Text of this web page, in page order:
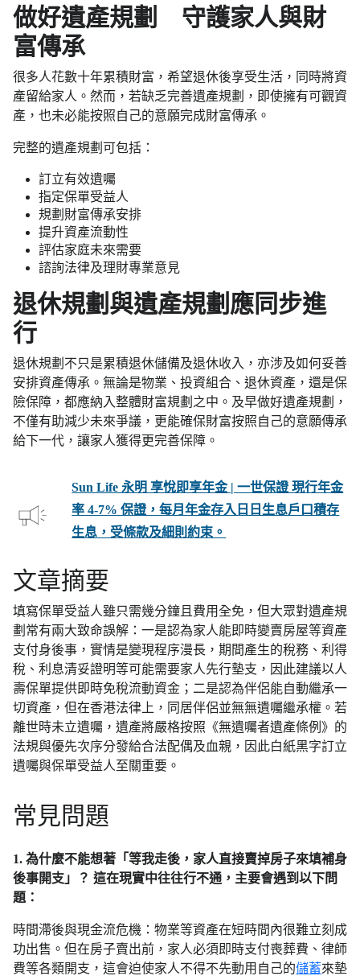
做好遺產規劃 守護家人與財
富傳承
很多人花數十年累積財富，希望退休後享受生活，同時將資
產留給家人。然而，若缺乏完善遺產規劃，即使擁有可觀資
產，也未必能按照自己的意願完成財富傳承。
完整的遺產規劃可包括：
訂立有效遺囑
指定保單受益人
規劃財富傳承安排
提升資產流動性
評估家庭未來需要
諮詢法律及理財專業意見
退休規劃與遺產規劃應同步進
行
退休規劃不只是累積退休儲備及退休收入，亦涉及如何妥善
安排資產傳承。無論是物業、投資組合、退休資產，還是保
險保障，都應納入整體財富規劃之中。及早做好遺產規劃，
不僅有助減少未來爭議，更能確保財富按照自己的意願傳承
給下一代，讓家人獲得更完善保障。
Sun Life 永明 享悅即享年金 | 一世保證 現行年金
率 4-7% 保證，每月年金存入日日生息戶口積存
生息，受條款及細則約束。
文章摘要
填寫保單受益人雖只需幾分鐘且費用全免，但大眾對遺產規
劃常有兩大致命誤解：一是認為家人能即時變賣房屋等資產
支付身後事，實情是變現程序漫長，期間產生的稅務、利得
稅、利息清妥證明等可能需要家人先行墊支，因此建議以人
壽保單提供即時免稅流動資金；二是認為伴侶能自動繼承一
切資產，但在香港法律上，同居伴侶並無無遺囑繼承權。若
離世時未立遺囑，遺產將嚴格按照《無遺囑者遺產條例》的
法規與優先次序分發給合法配偶及血親，因此白紙黑字訂立
遺囑與保單受益人至關重要。
常見問題
1. 為什麼不能想著「等我走後，家人直接賣掉房子來填補身
後事開支」？ 這在現實中往往行不通，主要會遇到以下問
題：
時間滯後與現金流危機：物業等資產在短時間內很難立刻成
功出售。但在房子賣出前，家人必須即時支付喪葬費、律師
費等各類開支，這會迫使家人不得不先動用自己的儲蓄來墊